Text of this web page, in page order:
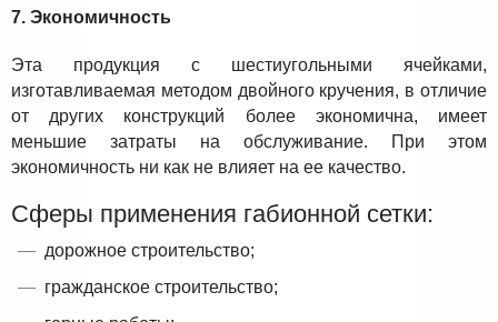
7. Экономичность
Эта продукция с шестиугольными ячейками,
изготавливаемая методом двойного кручения, в отличие
от других конструкций более экономична, имеет
меньшие затраты на обслуживание. При этом
экономичность ни как не влияет на ее качество.
Сферы применения габионной сетки:
дорожное строительство;
гражданское строительство;